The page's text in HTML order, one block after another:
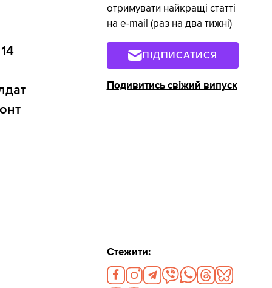
отримувати найкращі статті
на e-mail (раз на два тижні)
ПІДПИСАТИСЯ
Подивитись свіжий випуск
Стежити: